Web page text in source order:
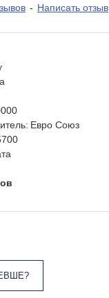
- Написать отзыв
Евро Союз